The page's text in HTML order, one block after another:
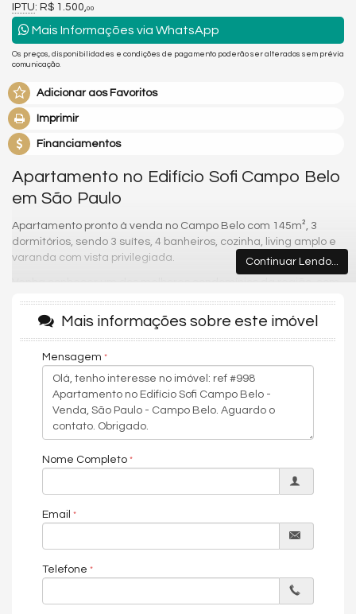
IPTU: R$ 1.500, 00
Mais Informações via WhatsApp
Os preços, disponibilidades e condições de pagamento poderão ser alterados sem prévia
comunicação.
Adicionar aos Favoritos
Imprimir
Financiamentos
Apartamento no Edifício Sofi Campo Belo
em São Paulo
Apartamento pronto à venda no Campo Belo com 145m², 3
dormitórios, sendo 3 suítes, 4 banheiros, cozinha, living amplo e
varanda com vista privilegiada.
Venha conhecer um dos melhores condomínios da região, com
família. Possui 2 vagas de garagem, pet place, churrasqueira,
espaço gourmet, lavanderia coletiva, jardim, piscina aquecida,
jogos e segurança com monitoramento 24 horas.
Localizado no melhor do Campo Belo, uma região que promove
qualidade de vida e fácil acesso a diversos pontos da cidade. O
bairro por si só é repleto de comércios locais, padarias,
supermercados e restaurantes. Próximo das principais vias e
acesso como Jornalista Roberto Marinho e Vereador José Diniz.
Condições de pagamento: À vista ou financiamento. Agende
Internet / WiFi
TV a Cabo
Continuar Lendo...
Mais informações sobre este imóvel
Mensagem
Nome Completo
Email
Telefone